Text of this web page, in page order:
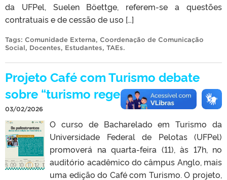
da UFPel, Suelen Böettge, referem-se a questões
contratuais e de cessão de uso […]
Tags: Comunidade Externa, Coordenação de Comunicação
Social, Docentes, Estudantes, TAEs.
Projeto Café com Turismo debate
sobre “turismo regenerativo”
03/02/2026
O curso de Bacharelado em Turismo da
Universidade Federal de Pelotas (UFPel)
promoverá na quarta-feira (11), às 17h, no
auditório acadêmico do câmpus Anglo, mais
uma edição do Café com Turismo. O projeto,